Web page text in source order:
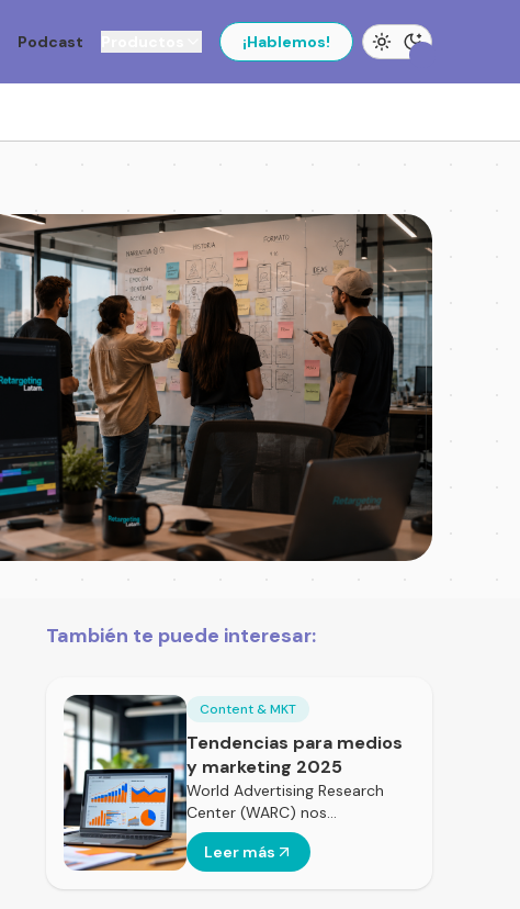
Podcast ¡Hablemos!
También te puede interesar:
Content & MKT
Tendencias para medios
y marketing 2025
World Advertising Research
Center (WARC) nos…
Leer más